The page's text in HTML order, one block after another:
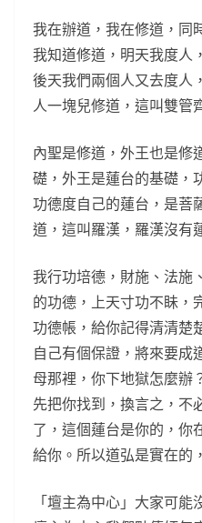
我在辦道，我在修道，同
我知道修道，明天我度人
後天我們兩個人又去度人
人一塊兒修道，這叫雙管
內聖是修道，外王也是修
礎，外王是蓮台的基礎，
功德度自己的蓮台，是菩
道，這叫羅漢，羅漢沒有
我行功培德，財施、法施
的功德，上天寸功不眛
功德帳，給你記得清清楚
自己有個保證，將來要
母那裡，你下地獄怎麼辦
先把你找到，換言之，不
了，這個蓮台是你的，你
給你。所以道弘是實在的
「壇主為中心」大家可能